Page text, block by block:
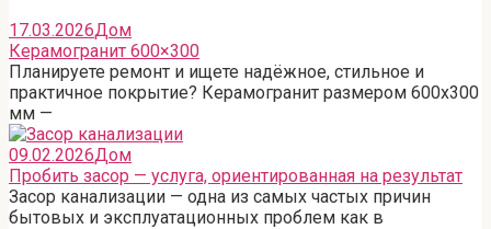
17.03.2026Дом
Керамогранит 600×300
Планируете ремонт и ищете надёжное, стильное и
практичное покрытие? Керамогранит размером 600х300
мм —
09.02.2026Дом
Пробить засор — услуга, ориентированная на результат
Засор канализации — одна из самых частых причин
бытовых и эксплуатационных проблем как в